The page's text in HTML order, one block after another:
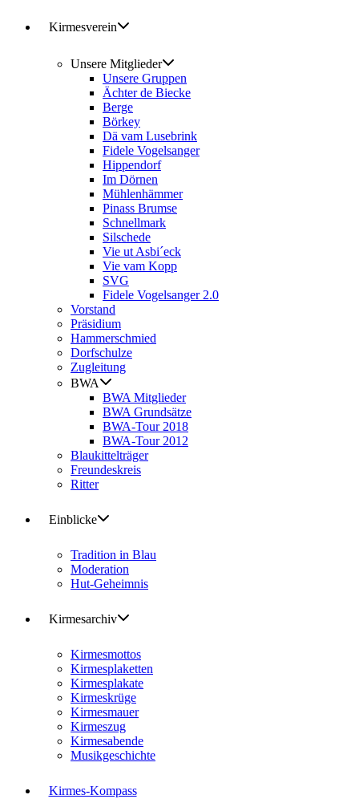
Kirmesverein
Unsere Mitglieder
Unsere Gruppen
Ächter de Biecke
Berge
Börkey
Dä vam Lusebrink
Fidele Vogelsanger
Hippendorf
Im Dörnen
Mühlenhämmer
Pinass Brumse
Schnellmark
Silschede
Vie ut Asbi´eck
Vie vam Kopp
SVG
Fidele Vogelsanger 2.0
Vorstand
Präsidium
Hammerschmied
Dorfschulze
Zugleitung
BWA
BWA Mitglieder
BWA Grundsätze
BWA-Tour 2018
BWA-Tour 2012
Blaukittelträger
Freundeskreis
Ritter
Einblicke
Tradition in Blau
Moderation
Hut-Geheimnis
Kirmesarchiv
Kirmesmottos
Kirmesplaketten
Kirmesplakate
Kirmeskrüge
Kirmesmauer
Kirmeszug
Kirmesabende
Musikgeschichte
Kirmes-Kompass